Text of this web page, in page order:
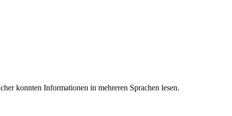
konnten Informationen in mehreren Sprachen lesen.